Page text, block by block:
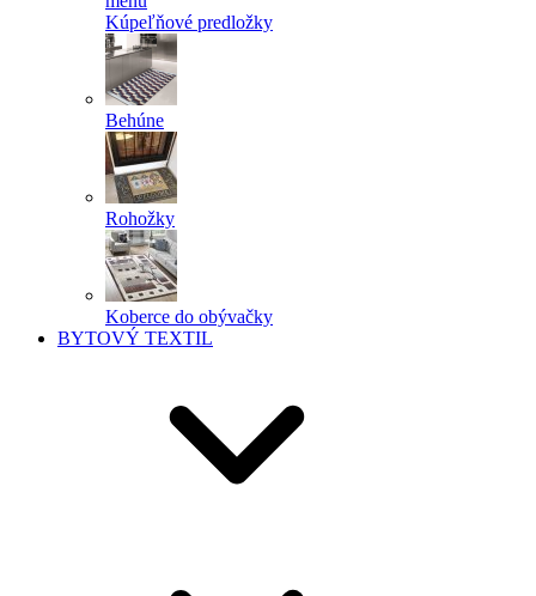
Kúpeľňové predložky
Behúne
Rohožky
Koberce do obývačky
BYTOVÝ TEXTIL